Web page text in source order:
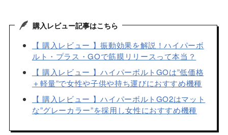
購入レビュー記事はこちら
【 購入レビュー 】振動効果を解説！ハイパーボ
ルト・プラス・GOで筋膜リリースって本当？
【 購入レビュー 】ハイパーボルトGOは”低価格
＋軽量”で女性や子供や持ち運びにおすすめ機種
【 購入レビュー 】ハイパーボルトGO2はマット
な”グレーカラー”を採用し女性におすすめ機種